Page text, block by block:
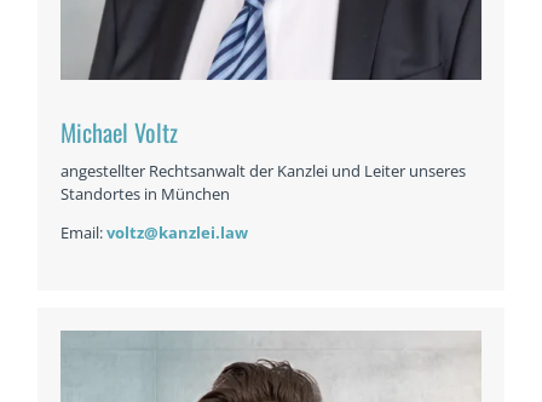
Michael Voltz
angestellter Rechtsanwalt der Kanzlei und Leiter unseres
Standortes in München
Email:voltz@kanzlei.law